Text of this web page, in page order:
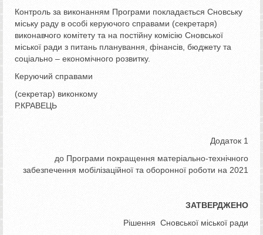
Контроль за виконанням Програми покладається Сновську
міську раду в особі керуючого справами (секретаря)
виконавчого комітету та на постійну комісію Сновської
міської ради з питань планування, фінансів, бюджету та
соціально – економічного розвитку.
Керуючий справами
(секретар) виконкому
Р.КРАВЕЦЬ
Додаток 1
до Програми покращення матеріально-технічного
забезпечення мобілізаційної та оборонної роботи на 2021
ЗАТВЕРДЖЕНО
Рішення Сновської міської ради